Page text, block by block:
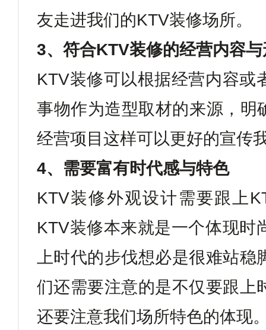
友走进我们的KTV装修场所。
3、符合KTV装修的经营内容
KTV装修可以根据经营内容或
事物作为造型取材的来源，明
经营项目这样可以更好的宣传
4、需要富有时代感与特色
KTV装修外观设计需要跟上
KTV装修本来就是一个体现时
上时代的步伐想必是很难站
们还需要注意的是不仅要跟上
还要注意我们场所特色的体现